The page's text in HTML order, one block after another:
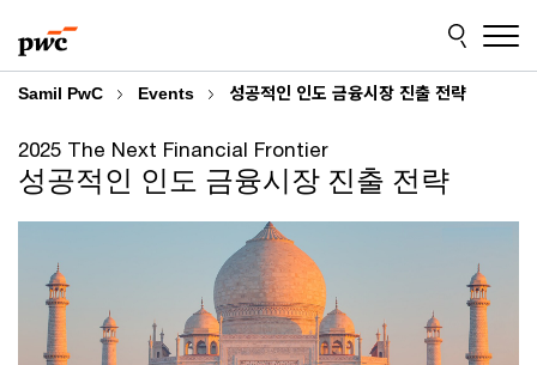
to
content
to
footer
Samil PwC Events 성공적인 인도 금융시장 진출 전략
2025 The Next Financial Frontier
성공적인 인도 금융시장 진출 전략